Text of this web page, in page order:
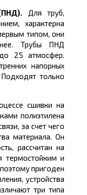
Для труб,
характерна
типом, они
Трубы ПНД
25 атмосфер.
напорных
только
сшивки на
полиэтилена
за счет чего
материала. Он
рассчитан на
термостойким и
пригоден
устройства
три типа